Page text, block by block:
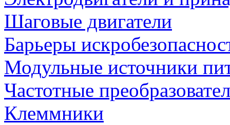
Шаговые двигатели
Барьеры
Модульные источники
Частотные
Клеммники